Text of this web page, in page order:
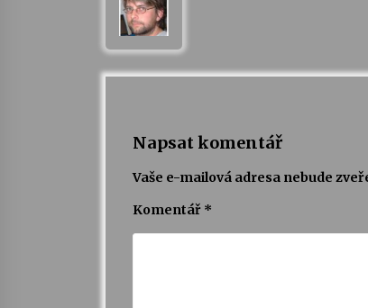
Napsat komentář
Vaše e-mailová adresa nebude
Komentář *